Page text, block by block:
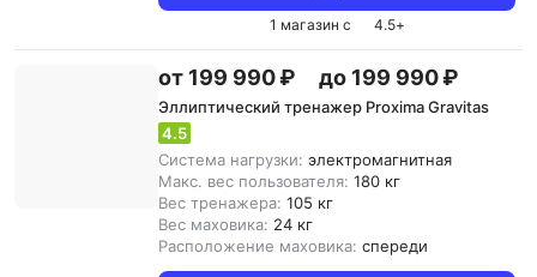
1 магазин с 4.5+
от 199 990 ₽ до 199 990 ₽
Эллиптический тренажер Proxima Gravitas
4.5
Система нагрузки: электромагнитная
Макс. вес пользователя: 180 кг
Вес тренажера: 105 кг
Вес маховика: 24 кг
Расположение маховика: спереди